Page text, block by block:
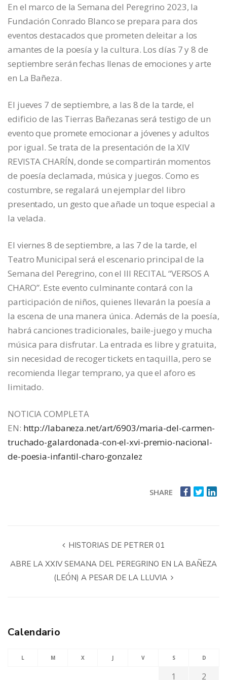
En el marco de la Semana del Peregrino 2023, la
Fundación Conrado Blanco se prepara para dos
eventos destacados que prometen deleitar a los
amantes de la poesía y la cultura. Los días 7 y 8 de
septiembre serán fechas llenas de emociones y arte
en La Bañeza.
El jueves 7 de septiembre, a las 8 de la tarde, el
edificio de las Tierras Bañezanas será testigo de un
evento que promete emocionar a jóvenes y adultos
por igual. Se trata de la presentación de la XIV
REVISTA CHARÍN, donde se compartirán momentos
de poesía declamada, música y juegos. Como es
costumbre, se regalará un ejemplar del libro
presentado, un gesto que añade un toque especial a
la velada.
El viernes 8 de septiembre, a las 7 de la tarde, el
Teatro Municipal será el escenario principal de la
Semana del Peregrino, con el III RECITAL “VERSOS A
CHARO”. Este evento culminante contará con la
participación de niños, quienes llevarán la poesía a
la escena de una manera única. Además de la poesía,
habrá canciones tradicionales, baile-juego y mucha
música para disfrutar. La entrada es libre y gratuita,
sin necesidad de recoger tickets en taquilla, pero se
recomienda llegar temprano, ya que el aforo es
limitado.
NOTICIA COMPLETA
EN: http://labaneza.net/art/6903/maria-del-carmen-
truchado-galardonada-con-el-xvi-premio-nacional-
de-poesia-infantil-charo-gonzalez
SHARE
HISTORIAS DE PETRER 01
ABRE LA XXIV SEMANA DEL PEREGRINO EN LA BAÑEZA
(LEÓN) A PESAR DE LA LLUVIA
Calendario
L M X J V S D
1 2